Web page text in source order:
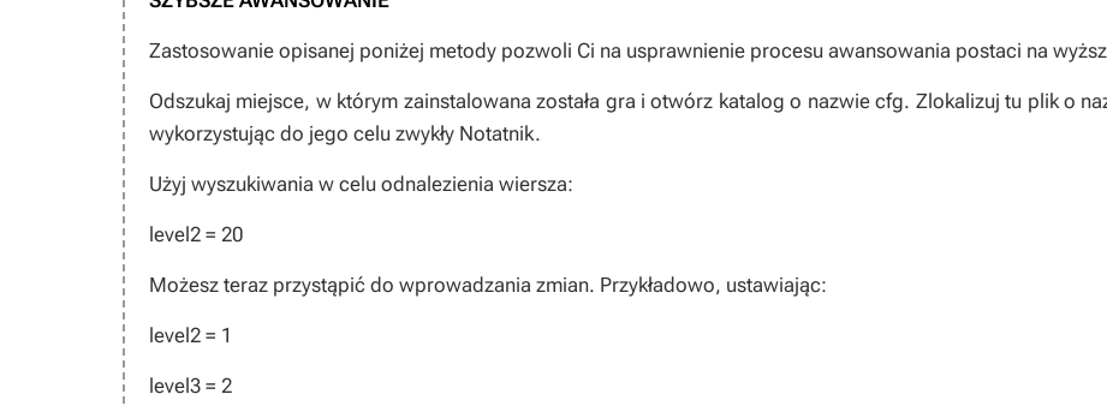
Zastosowanie opisanej poniżej metody pozwoli Ci na usprawnienie procesu awansowania postaci na
Odszukaj miejsce, w którym zainstalowana została gra i otwórz katalog o nazwiecfg. Zlokalizuj tu plik o
wykorzystując do jego celu zwykły Notatnik.
Użyj wyszukiwania w celu odnalezienia wiersza:
level2 = 20
Możesz teraz przystąpić do wprowadzania zmian. Przykładowo, ustawiając:
level2 = 1
level3 = 2